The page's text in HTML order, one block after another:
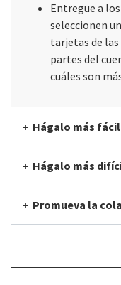
Entregue a
seleccionen
tarjetas de
partes del
cuáles son
Hágalo más fácil
Hágalo más
Promueva la